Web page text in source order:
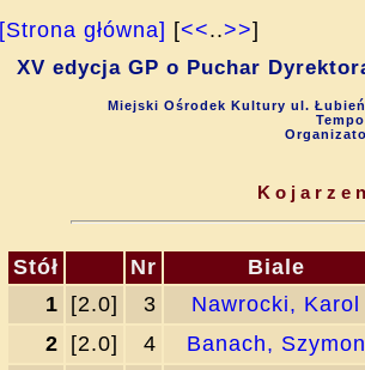
[Strona główna] [<<..>>]
XV edycja GP o Puchar
Miejski Ośrodek Kultury ul.
Stół Nr
Biale
1
[2.0] 3
Nawrocki, Karol
2
[2.0] 4
Banach, Szymon